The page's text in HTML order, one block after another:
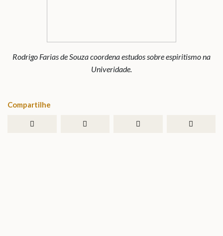
Rodrigo Farias de Souza coordena estudos sobre espiritismo na
Univeridade.
Compartilhe